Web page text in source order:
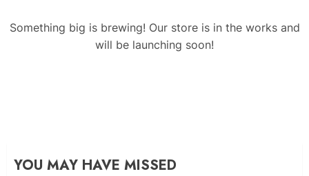
Something big is brewing! Our store is in the works and
will be launching soon!
YOU MAY HAVE MISSED